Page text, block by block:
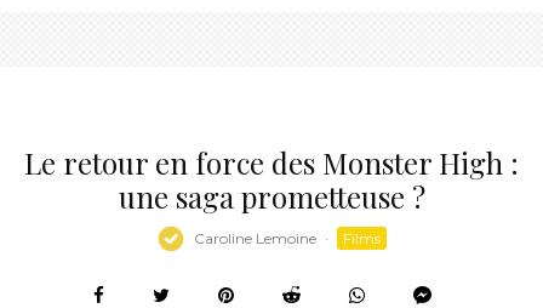
Le retour en force des Monster High :
une saga prometteuse ?
Caroline Lemoine · Films